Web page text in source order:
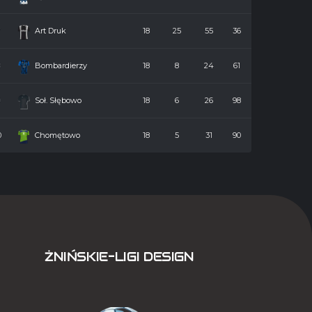
Art Druk 18 25 55 36
Bombardierzy 18 8 24 61
Soł. Słębowo 18 6 26 98
Chomętowo 18 5 31 90
ŻNIŃSKIE-LIGI DESIGN